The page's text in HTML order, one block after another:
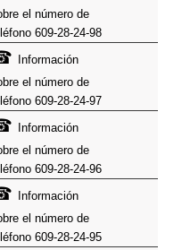
el número de
609-28-24-98
Información
el número de
609-28-24-97
Información
el número de
609-28-24-96
Información
el número de
609-28-24-95